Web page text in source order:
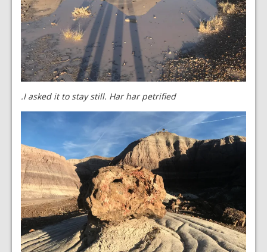
I asked it to stay still. Har har petrified.